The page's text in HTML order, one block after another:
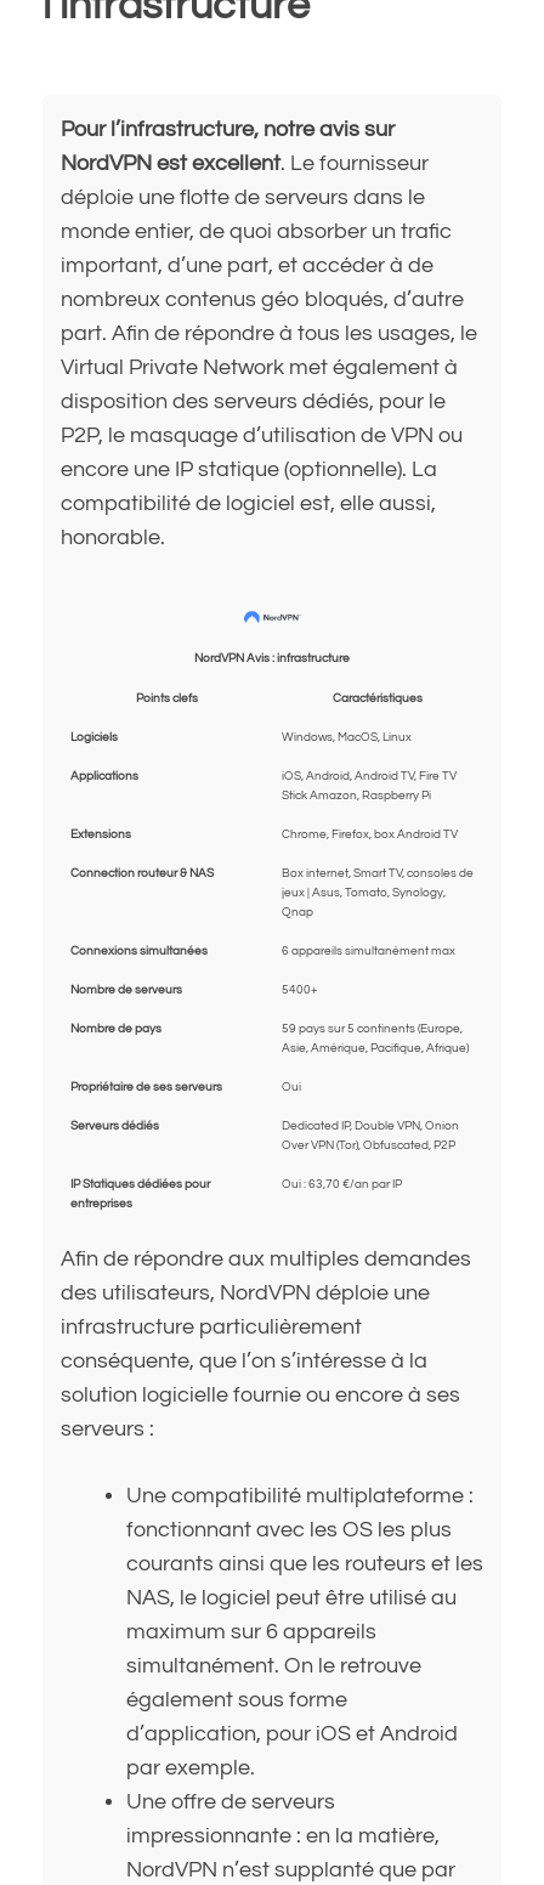
Pour l’infrastructure, notre avis sur
NordVPN est excellent. Le fournisseur
déploie une flotte de serveurs dans le
monde entier, de quoi absorber un trafic
important, d’une part, et accéder à de
nombreux contenus géo bloqués, d’autre
part. Afin de répondre à tous les usages, le
Virtual Private Network met également à
disposition des serveurs dédiés, pour le
P2P, le masquage d’utilisation de VPN ou
encore une IP statique (optionnelle). La
compatibilité de logiciel est, elle aussi,
honorable.
NordVPN Avis : infrastructure
Points clefs Caractéristiques
Logiciels Windows, MacOS, Linux
Applications
iOS, Android, Android TV, Fire TV
Stick Amazon, Raspberry Pi
Extensions Chrome, Firefox, box Android TV
Connection routeur & NAS
Box internet, Smart TV, consoles de
jeux | Asus, Tomato, Synology,
Qnap
Connexions simultanées 6 appareils simultanément max
Nombre de serveurs 5400+
Nombre de pays
59 pays sur 5 continents (Europe,
Asie, Amérique, Pacifique, Afrique)
Propriétaire de ses serveurs Oui
Serveurs dédiés
Dedicated IP, Double VPN, Onion
Over VPN (Tor), Obfuscated, P2P
IP Statiques dédiées pour
entreprises
Oui : 63,70 €/an par IP
Afin de répondre aux multiples demandes
des utilisateurs, NordVPN déploie une
infrastructure particulièrement
conséquente, que l’on s’intéresse à la
solution logicielle fournie ou encore à ses
serveurs :
Une compatibilité multiplateforme :
fonctionnant avec les OS les plus
courants ainsi que les routeurs et les
NAS, le logiciel peut être utilisé au
maximum sur 6 appareils
simultanément. On le retrouve
également sous forme
d’application, pour iOS et Android
par exemple.
Une offre de serveurs
impressionnante : en la matière,
NordVPN n’est supplanté que par